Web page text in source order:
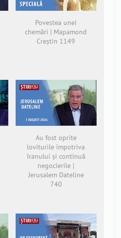
Povestea unei
chemări | Mapamond
Creștin 1149
Au fost oprite
loviturile împotriva
Iranului și continuă
negocierile |
Jerusalem Dateline
740